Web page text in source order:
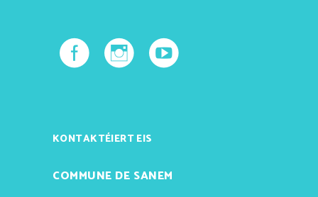
KONTAKTÉIERT EIS
COMMUNE DE SANEM